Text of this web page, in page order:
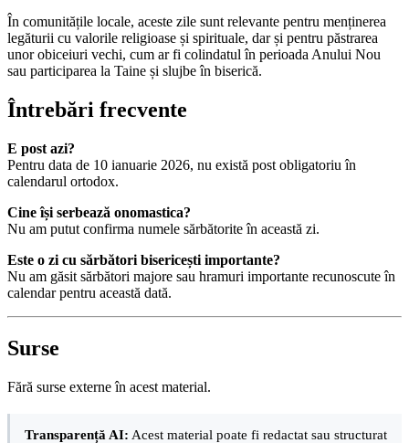
În comunitățile locale, aceste zile sunt relevante pentru menținerea
legăturii cu valorile religioase și spirituale, dar și pentru păstrarea
unor obiceiuri vechi, cum ar fi colindatul în perioada Anului Nou
sau participarea la Taine și slujbe în biserică.
Întrebări frecvente
E post azi?
Pentru data de 10 ianuarie 2026, nu există post obligatoriu în
calendarul ortodox.
Cine își serbează onomastica?
Nu am putut confirma numele sărbătorite în această zi.
Este o zi cu sărbători bisericești importante?
Nu am găsit sărbători majore sau hramuri importante recunoscute în
calendar pentru această dată.
Surse
Fără surse externe în acest material.
Transparență AI: Acest material poate fi redactat sau structurat